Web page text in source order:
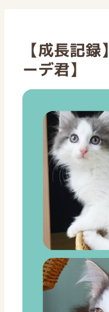
【成長記
ーデ君】